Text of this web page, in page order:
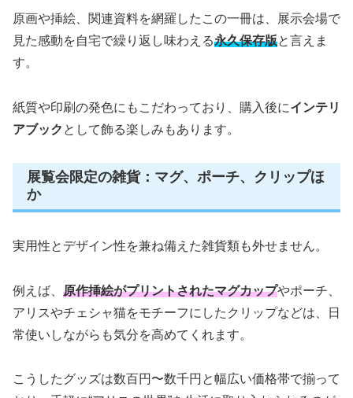
原画や挿絵、関連資料を網羅したこの一冊は、展示会場で
見た感動を自宅で繰り返し味わえる永久保存版と言えま
す。
紙質や印刷の発色にもこだわっており、購入後にインテリ
アブック として飾る楽しみもあります。
展覧会限定の雑貨：マグ、ポーチ、クリップほ
か
実用性とデザイン性を兼ね備えた雑貨類も外せません。
例えば、 原作挿絵がプリントされたマグカップやポーチ、
アリスやチェシャ猫をモチーフにしたクリップなどは、日
常使いしながらも気分を高めてくれます。
こうしたグッズは数百円〜数千円と幅広い価格帯で揃って